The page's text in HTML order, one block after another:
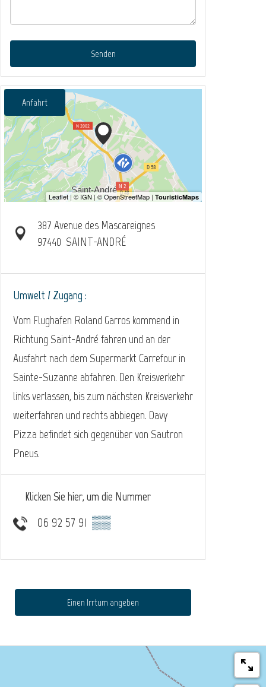
Senden
Anfahrt
387 Avenue des Mascareignes
97440 SAINT-ANDRÉ
Umwelt / Zugang :
Vom Flughafen Roland Garros kommend in
Richtung Saint-André fahren und an der
Ausfahrt nach dem Supermarkt Carrefour in
Sainte-Suzanne abfahren. Den Kreisverkehr
links verlassen, bis zum nächsten Kreisverkehr
weiterfahren und rechts abbiegen. Davy
Pizza befindet sich gegenüber von Sautron
Pneus.
Klicken Sie hier, um die Nummer
06 92 57 91 ▒▒
Einen Irrtum angeben